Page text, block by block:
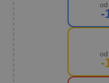
od
-
od
-